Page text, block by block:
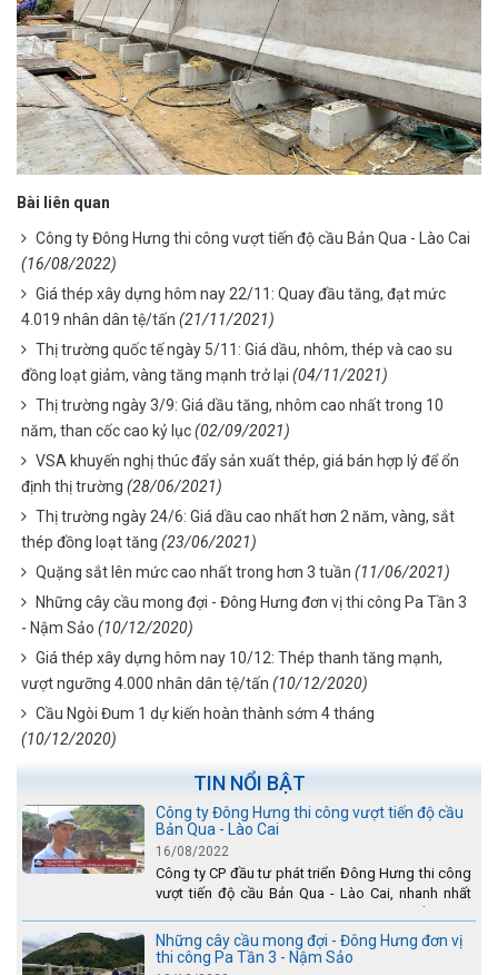
Bài liên quan
Công ty Đông Hưng thi công vượt tiến độ cầu Bản Qua - Lào Cai
(16/08/2022)
Giá thép xây dựng hôm nay 22/11: Quay đầu tăng, đạt mức
4.019 nhân dân tệ/tấn (21/11/2021)
Thị trường quốc tế ngày 5/11: Giá dầu, nhôm, thép và cao su
đồng loạt giảm, vàng tăng mạnh trở lại (04/11/2021)
Thị trường ngày 3/9: Giá dầu tăng, nhôm cao nhất trong 10
năm, than cốc cao kỷ lục(02/09/2021)
VSA khuyến nghị thúc đẩy sản xuất thép, giá bán hợp lý để ổn
định thị trường (28/06/2021)
Thị trường ngày 24/6: Giá dầu cao nhất hơn 2 năm, vàng, sắt
thép đồng loạt tăng (23/06/2021)
Quặng sắt lên mức cao nhất trong hơn 3 tuần (11/06/2021)
Những cây cầu mong đợi - Đông Hưng đơn vị thi công Pa Tần 3
- Nậm Sảo (10/12/2020)
Giá thép xây dựng hôm nay 10/12: Thép thanh tăng mạnh,
vượt ngưỡng 4.000 nhân dân tệ/tấn (10/12/2020)
Cầu Ngòi Đum 1 dự kiến hoàn thành sớm 4 tháng
(10/12/2020)
TIN NỔI BẬT
Công ty Đông Hưng thi công vượt tiến độ cầu
Bản Qua - Lào Cai
16/08/2022
Công ty CP đầu tư phát triển Đông Hưng thi công
vượt tiến độ cầu Bản Qua - Lào Cai, nhanh nhất
Lào Cai.
Những cây cầu mong đợi - Đông Hưng đơn vị
thi công Pa Tần 3 - Nậm Sảo